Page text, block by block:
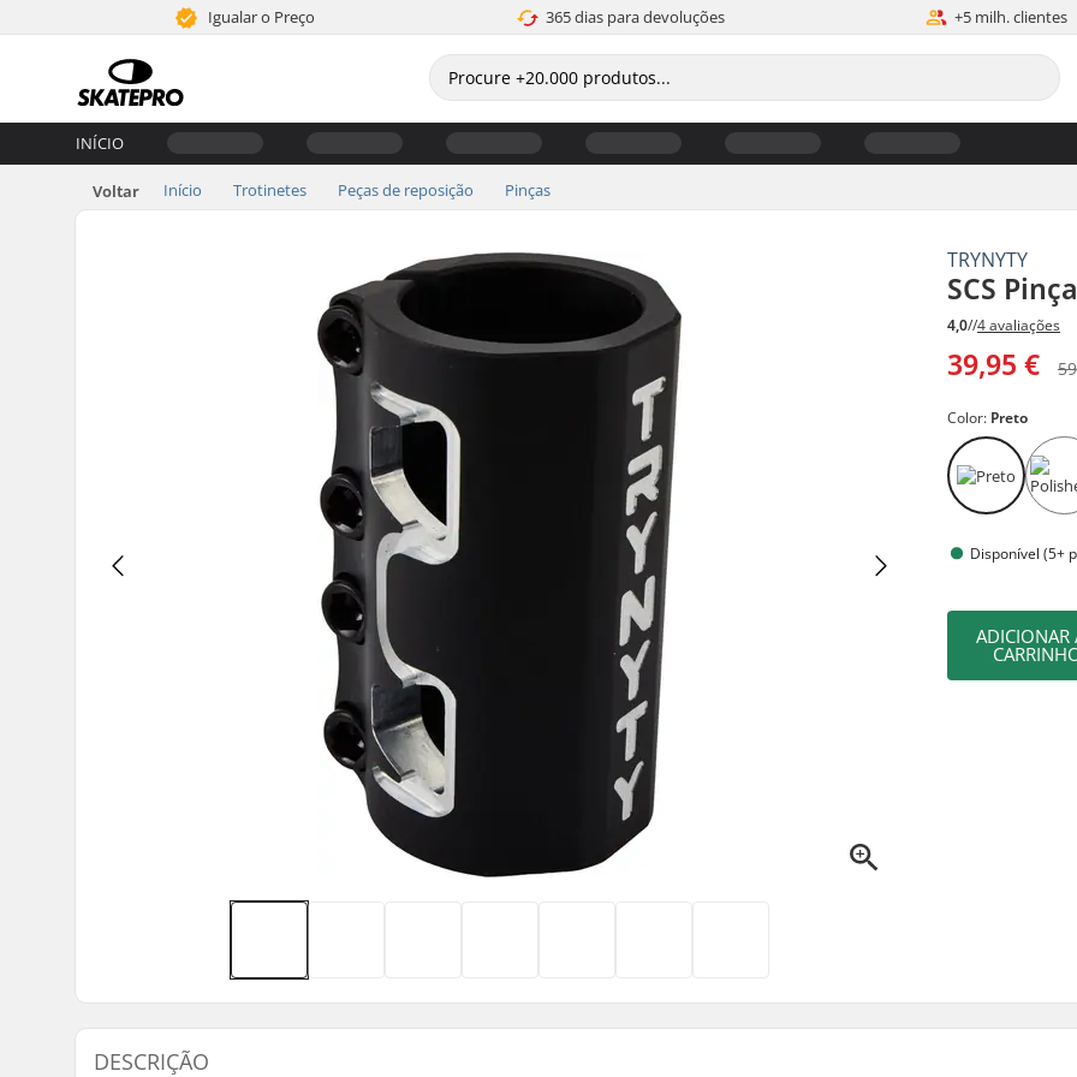
Igualar o Preço 365 dias para devoluções +5 milh. clientes
INÍCIO
Voltar Início Trotinetes Peças de reposição Pinças
TRYNYTY
SCS
4,0//4 avaliações
39,95 €
Color: Preto
Disponível (5+
ADICIONAR
DESCRIÇÃO